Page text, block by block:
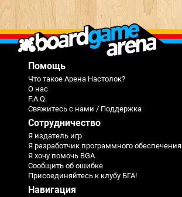
Помощь
Что такое Арена Настолок?
О нас
F.A.Q.
Свяжитесь с нами / Поддержка
Сотрудничество
Я издатель игр
Я разработчик программного обеспечения
Я хочу помочь BGA
Сообщить об ошибке
Присоединяйтесь к клубу БГА!
Навигация